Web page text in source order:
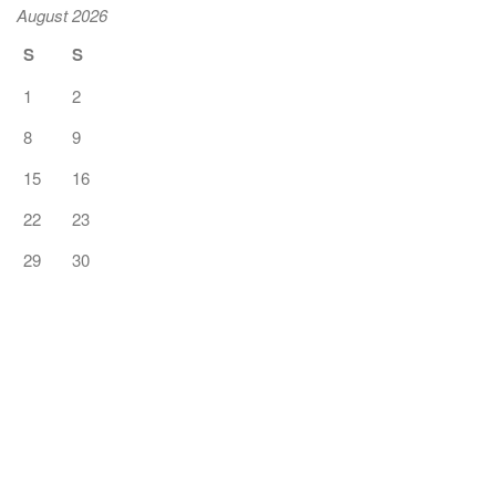
August 2026
S S
1
2
8
9
15
16
22
23
29
30